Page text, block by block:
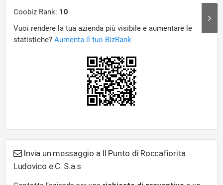
Invia un messaggio a Il Punto di Roccafiorita
Ludovico e C. S.a.s